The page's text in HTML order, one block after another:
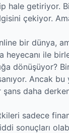
hale getiriyor.
çekiyor.
bir dünya,
heyecanı ile
dönüşüyor?
Ancak
daha
sadece
sonuçları